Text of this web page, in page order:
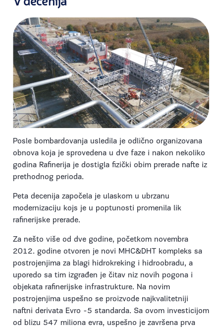
Posle bombardovanja usledila je odlično organizovana
obnova koja je sprovedena u dve faze i nakon nekoliko
godina Rafinerija je dostigla fizički obim prerade nafte iz
prethodnog perioda.
Peta decenija započela je ulaskom u ubrzanu
modernizaciju kojs je u poptunosti promenila lik
rafinerijske prerade.
Za nešto više od dve godine, početkom novembra
2012. godine otvoren je novi MHC&DHT kompleks sa
postrojenjima za blagi hidrokreking i hidroobradu, a
uporedo sa tim izgrađen je čitav niz novih pogona i
objekata rafinerijske infrastrukture. Na novim
postrojenjima uspešno se proizvode najkvalitetniji
naftni derivata Evro -5 standarda. Sa ovom investicijom
od blizu 547 miliona evra, uspešno je završena prva